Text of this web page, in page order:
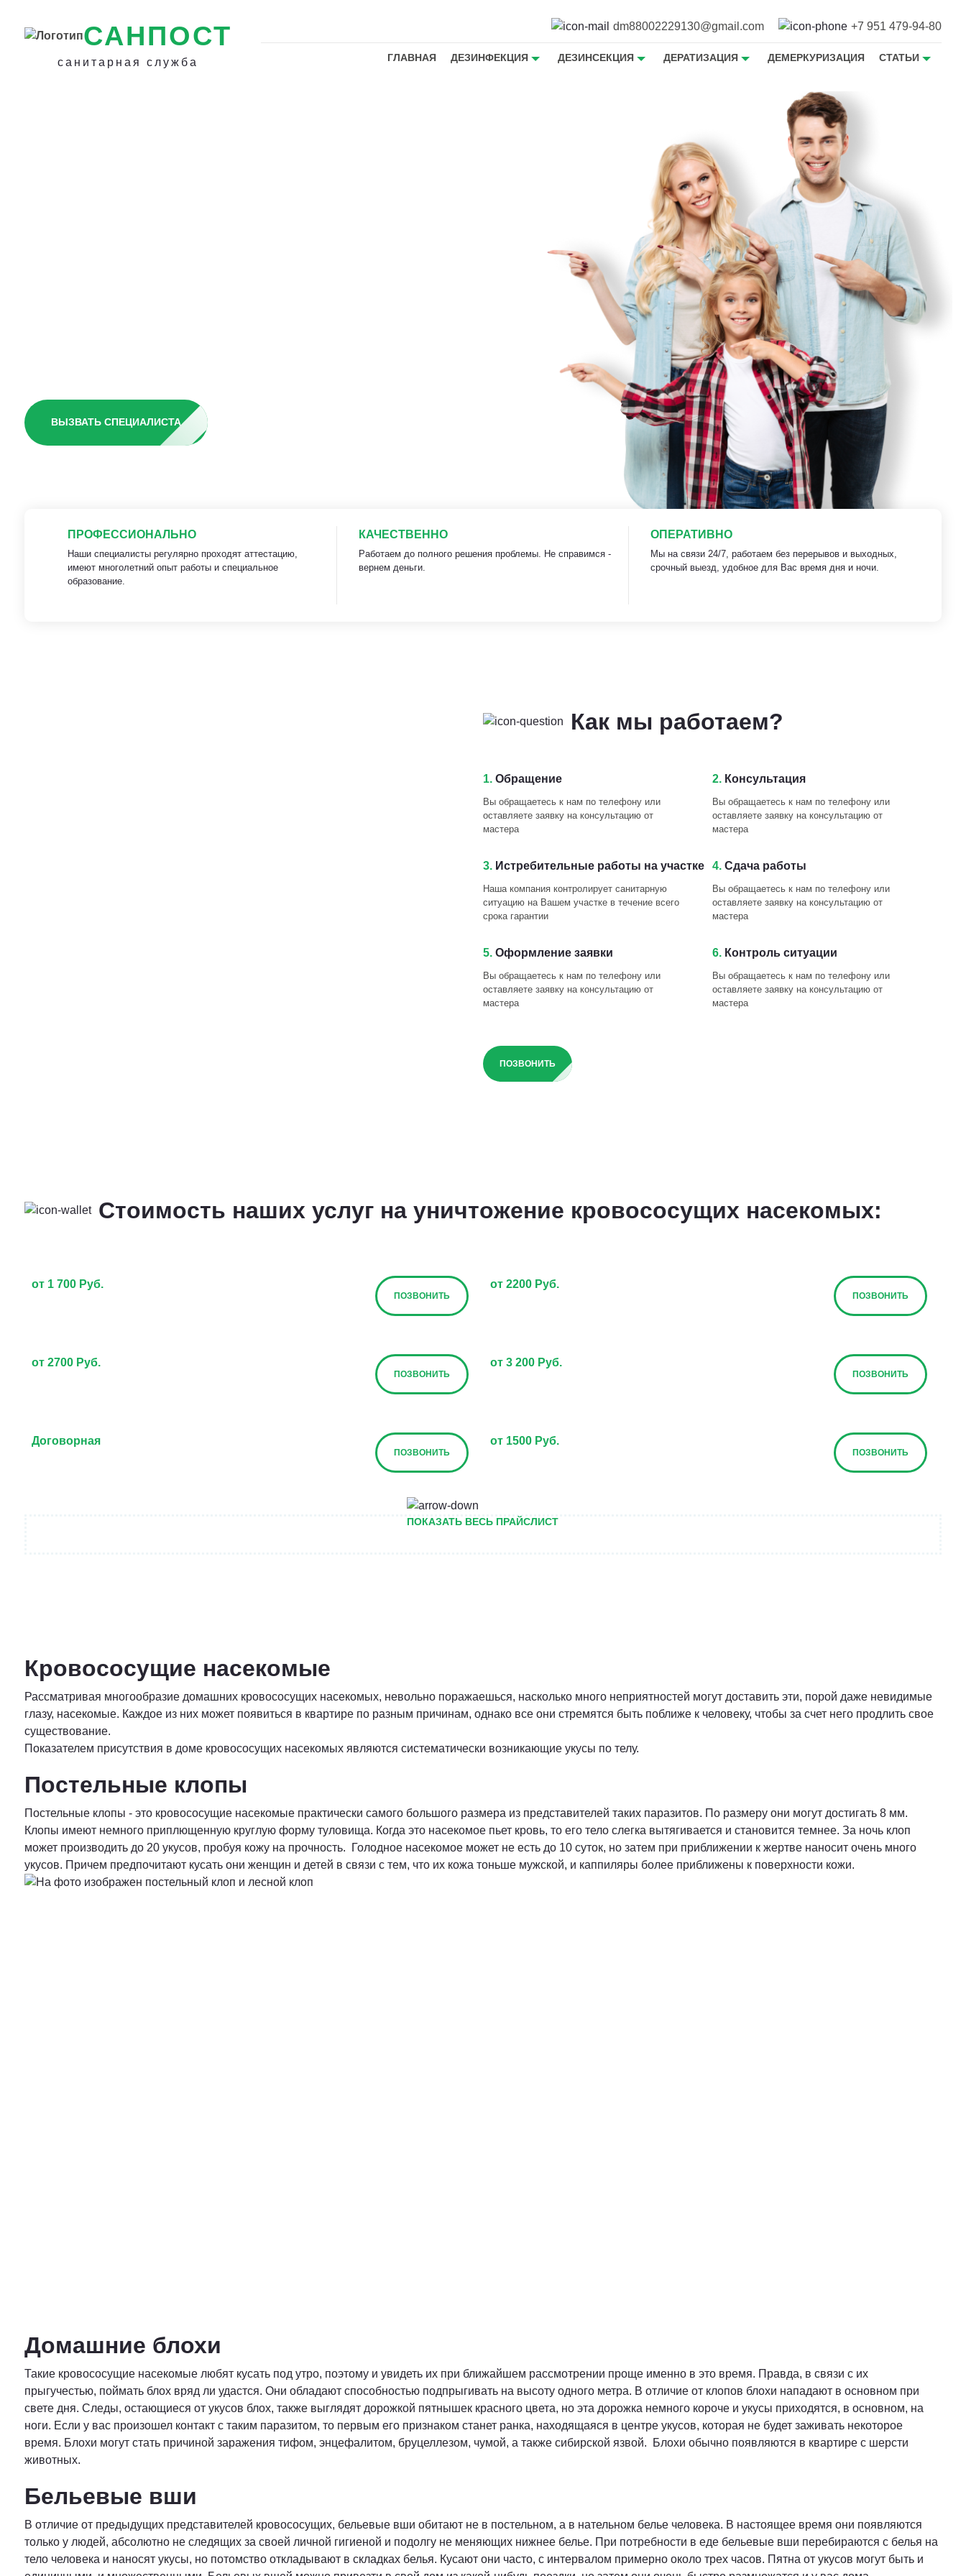
САНПОСТ
санитарная служба
dm88002229130@gmail.com +7 951 479-94-80
ГЛАВНАЯ ДЕЗИНФЕКЦИЯ ДЕЗИНСЕКЦИЯ ДЕРАТИЗАЦИЯ ДЕМЕРКУРИЗАЦИЯ СТАТЬИ
ВЫЗВАТЬ СПЕЦИАЛИСТА
ПРОФЕССИОНАЛЬНО
Наши специалисты регулярно проходят аттестацию,
имеют многолетний опыт работы и специальное
образование.
КАЧЕСТВЕННО
Работаем до полного решения проблемы. Не справимся -
вернем деньги.
ОПЕРАТИВНО
Мы на связи 24/7, работаем без перерывов и выходных,
срочный выезд, удобное для Вас время дня и ночи.
Как мы работаем?
1. Обращение
Вы обращаетесь к нам по телефону или
оставляете заявку на консультацию от
мастера
2. Консультация
Вы обращаетесь к нам по телефону или
оставляете заявку на консультацию от
мастера
3. Истребительные работы на участке
Наша компания контролирует санитарную
ситуацию на Вашем участке в течение всего
срока гарантии
4. Сдача работы
Вы обращаетесь к нам по телефону или
оставляете заявку на консультацию от
мастера
5. Оформление заявки
Вы обращаетесь к нам по телефону или
оставляете заявку на консультацию от
мастера
6. Контроль ситуации
Вы обращаетесь к нам по телефону или
оставляете заявку на консультацию от
мастера
ПОЗВОНИТЬ
Стоимость наших услуг на уничтожение кровососущих насекомых:
от 1 700 Руб.
ПОЗВОНИТЬ
от 2200 Руб.
ПОЗВОНИТЬ
от 2700 Руб.
ПОЗВОНИТЬ
от 3 200 Руб.
ПОЗВОНИТЬ
Договорная
ПОЗВОНИТЬ
от 1500 Руб.
ПОЗВОНИТЬ
от 5000 руб.
ПОКАЗАТЬ ВЕСЬ ПРАЙСЛИСТ
Кровососущие насекомые
Рассматривая многообразие домашних кровососущих насекомых, невольно поражаешься, насколько много неприятностей могут доставить эти, порой даже невидимые
глазу, насекомые. Каждое из них может появиться в квартире по разным причинам, однако все они стремятся быть поближе к человеку, чтобы за счет него продлить свое
существование.
Показателем присутствия в доме кровососущих насекомых являются систематически возникающие укусы по телу.
Постельные клопы
Постельные клопы - это кровососущие насекомые практически самого большого размера из представителей таких паразитов. По размеру они могут достигать 8 мм.
Клопы имеют немного приплющенную круглую форму туловища. Когда это насекомое пьет кровь, то его тело слегка вытягивается и становится темнее. За ночь клоп
может производить до 20 укусов, пробуя кожу на прочность. Голодное насекомое может не есть до 10 суток, но затем при приближении к жертве наносит очень много
укусов. Причем предпочитают кусать они женщин и детей в связи с тем, что их кожа тоньше мужской, и каппиляры более приближены к поверхности кожи.
Домашние блохи
Такие кровососущие насекомые любят кусать под утро, поэтому и увидеть их при ближайшем рассмотрении проще именно в это время. Правда, в связи с их
прыгучестью, поймать блох вряд ли удастся. Они обладают способностью подпрыгивать на высоту одного метра. В отличие от клопов блохи нападают в основном при
свете дня. Следы, остающиеся от укусов блох, также выглядят дорожкой пятнышек красного цвета, но эта дорожка немного короче и укусы приходятся, в основном, на
ноги. Если у вас произошел контакт с таким паразитом, то первым его признаком станет ранка, находящаяся в центре укусов, которая не будет заживать некоторое
время. Блохи могут стать причиной заражения тифом, энцефалитом, бруцеллезом, чумой, а также сибирской язвой. Блохи обычно появляются в квартире с шерсти
животных.
Бельевые вши
В отличие от предыдущих представителей кровососущих, бельевые вши обитают не в постельном, а в нательном белье человека. В настоящее время они появляются
только у людей, абсолютно не следящих за своей личной гигиеной и подолгу не меняющих нижнее белье. При потребности в еде бельевые вши перебираются с белья на
тело человека и наносят укусы, но потомство откладывают в складках белья. Кусают они часто, с интервалом примерно около трех часов. Пятна от укусов могут быть и